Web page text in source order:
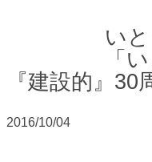
い
「
『建設的』
2016/10/04